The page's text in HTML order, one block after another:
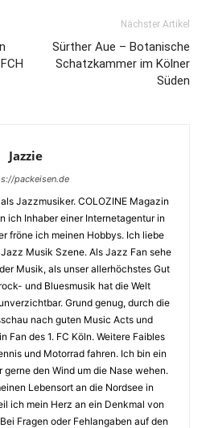
Nächster Artikel
Sürther Aue – Botanische
Schatzkammer im Kölner
Süden
Jazzie
packeisen.de
Jazzmusiker. COLOZINE Magazin
ich Inhaber einer Internetagentur in
fröne ich meinen Hobbys. Ich liebe
Musik Szene. Als Jazz Fan sehe
Musik, als unser allerhöchstes Gut
und Bluesmusik hat die Welt
Grund genug, durch die
nach guten Music Acts und
Fan des 1. FC Köln. Weitere Faibles
und Motorrad fahren. Ich bin ein
gerne den Wind um die Nase wehen.
Lebensort an die Nordsee in
ich mein Herz an ein Denkmal von
Fragen oder Fehlangaben auf den